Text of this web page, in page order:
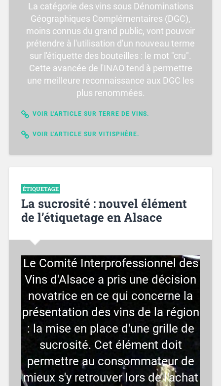
La catégorie des vins sous Dénominations
Géographiques Complémentaires (DGC),
moins connus du grand public, vont pouvoir
prétendre à l'utilisation d'un nouveau terme
sur l'étiquette des bouteilles : le mot "cru".
Cette avancée de l'INAO tend à permettre
une meilleure reconnaissance aux DGC les
plus renommées.
VOIR L'ARTICLE SUR TERRE DE VINS.
VOIR L'ARTICLE SUR VITISPHÈRE.
ÉTIQUETAGE
La sucrosité : nouvel élément
de l’étiquetage en Alsace
Le Comité Interprofessionnel des
Vins d'Alsace a pris une décision
novatrice en ce qui concerne la
présentation des vins de la région
: la mise en place d'une grille de
sucrosité. Cet élément doit
permettre au consommateur de
mieux s'y retrouver lors de l'achat